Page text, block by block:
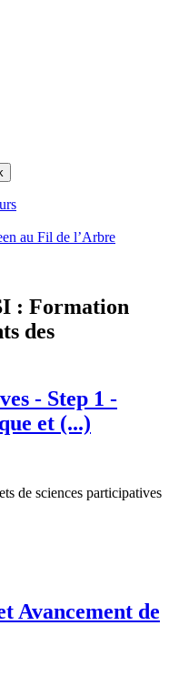
au Fil de l’Arbre
: Formation
des
- Step 1 -
et (...)
de sciences participatives
Avancement de